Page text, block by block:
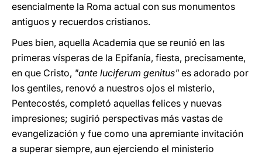
esencialmente la Roma actual con sus monumentos
antiguos y recuerdos cristianos.
Pues bien, aquella Academia que se reunió en las
primeras vísperas de la Epifanía, fiesta, precisamente,
en que Cristo, "ante luciferum genitus" es adorado por
los gentiles, renovó a nuestros ojos el misterio,
Pentecostés, completó aquellas felices y nuevas
impresiones; sugirió perspectivas más vastas de
evangelización y fue como una apremiante invitación
a superar siempre, aun ejerciendo el ministerio